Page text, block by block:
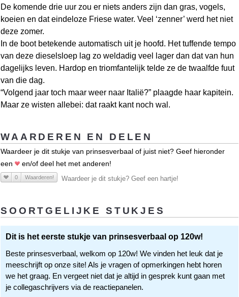
De komende drie uur zou er niets anders zijn dan gras, vogels,
koeien en dat eindeloze Friese water. Veel ‘zenner’ werd het niet
deze zomer.
In de boot betekende automatisch uit je hoofd. Het tuffende tempo
van deze dieselsloep lag zo weldadig veel lager dan dat van hun
dagelijks leven. Hardop en triomfantelijk telde ze de twaalfde fuut
van die dag.
“Volgend jaar toch maar weer naar Italië?” plaagde haar kapitein.
Maar ze wisten allebei: dat raakt kant noch wal.
WAARDEREN EN DELEN
Waardeer je dit stukje van prinsesverbaal of juist niet? Geef hieronder
een
en/of deel het met anderen!
0 Waarderen! Waardeer je dit stukje? Geef een hartje!
SOORTGELIJKE STUKJES
Dit is het eerste stukje van prinsesverbaal op 120w!
Beste prinsesverbaal, welkom op 120w! We vinden het leuk dat je
meeschrijft op onze site! Als je vragen of opmerkingen hebt horen
we het graag. En vergeet niet dat je altijd in gesprek kunt gaan met
je collegaschrijvers via de reactiepanelen.